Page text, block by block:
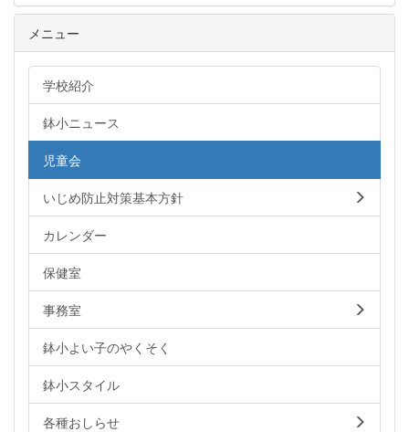
メニュー
学校紹介
鉢小ニュース
児童会
いじめ防止対策基本方針
カレンダー
保健室
事務室
鉢小よい子のやくそく
鉢小スタイル
各種おしらせ